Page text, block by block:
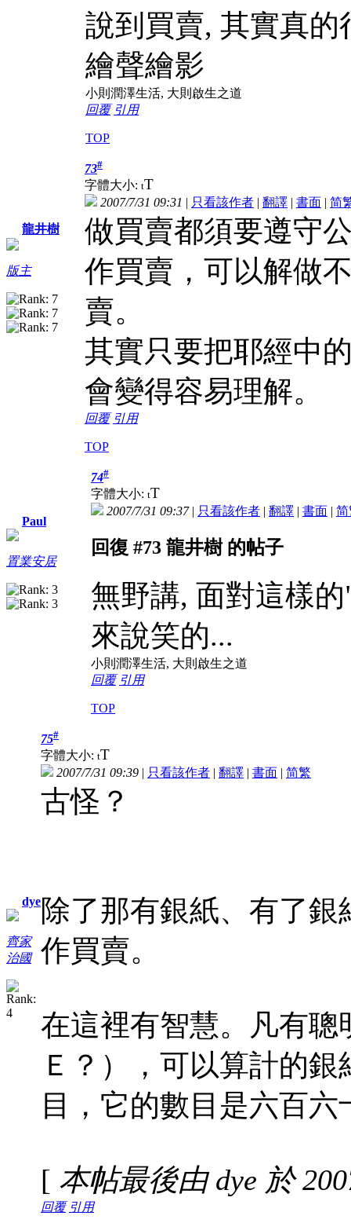
說到買賣, 其實真
繪聲繪影
小則潤澤生活, 大則啟生之道
回覆 引用
TOP
龍井樹
版主
73#
字體大小: tT
2007/7/31 09:31 | 只看該作者 | 翻譯 | 書面 | 简
做買賣都須要遵守
作買賣，可以解做
賣。
其實只要把耶經中
會變得容易理解。
回覆 引用
TOP
Paul
置業安居
74#
字體大小: tT
2007/7/31 09:37| 只看該作者 | 翻譯 | 書面 | 简
回復 #73 龍井樹 的帖子
無野講, 面對這樣
來說笑的...
小則潤澤生活, 大則啟生之道
回覆 引用
TOP
dye
齊家
治國
75#
字體大小: tT
2007/7/31 09:39 | 只看該作者 | 翻譯 | 書面 | 简繁
古怪？
除了那有銀紙、有了
作買賣。
在這裡有智慧。凡有
Ｅ？），可以算計的
目，它的數目是六百六
[ 本帖最後由 dye 於
回覆 引用